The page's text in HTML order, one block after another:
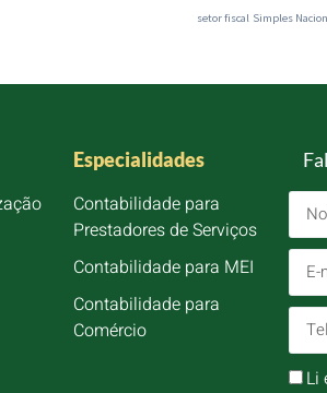
setor fiscal Simples
Especialidades
Contabilidade para
Prestadores de Serviços
Contabilidade para MEI
Contabilidade para
Comércio
Li